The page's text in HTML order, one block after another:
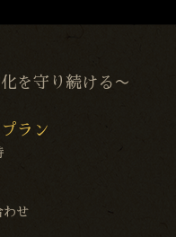
を守り続ける〜
ラン
わせ